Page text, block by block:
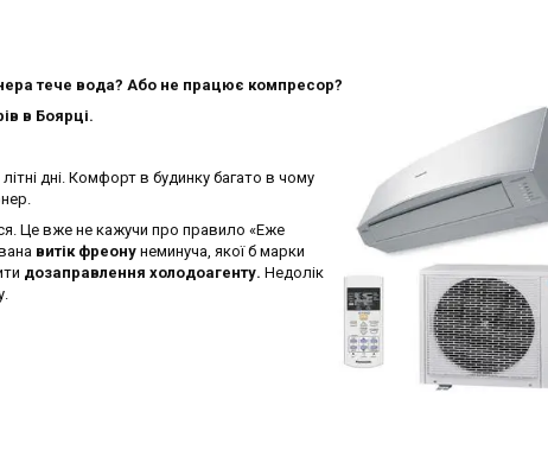
тече вода? Або не працює компресор?
в Боярці.
дні. Комфорт в будинку багато в чому
Це вже не кажучи про правило «Еже
витік фреону неминуча, якої б марки
дозаправлення холодоагенту. Недолік